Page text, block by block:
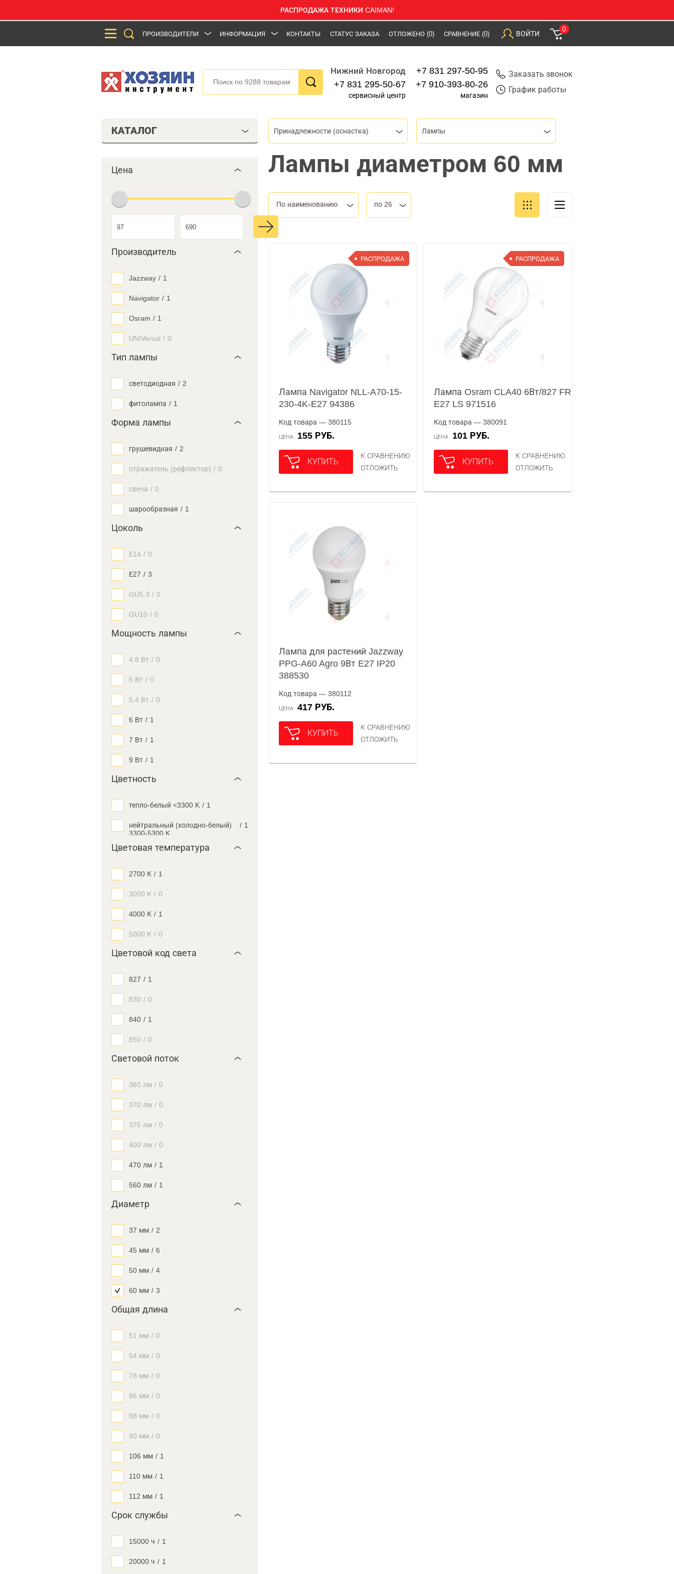
РАСПРОДАЖА ТЕХНИКИ CAIMAN!
ПРОИЗВОДИТЕЛИ ИНФОРМАЦИЯ КОНТАКТЫ СТАТУС ЗАКАЗА ОТЛОЖЕНО (0) СРАВНЕНИЕ (0) ВОЙТИ
0
Нижний Новгород
+7 831 295-50-67
сервисный центр
+7 831 297-50-95
+7 910-393-80-26
магазин
Заказать звонок
График работы
КАТАЛОГ
Цена
Производитель
Jazzway / 1
Navigator / 1
Osram / 1
UNIVersal / 0
Тип лампы
светодиодная / 2
фитолампа / 1
Форма лампы
грушевидная / 2
отражатель (рефлектор) / 0
свеча / 0
шарообразная / 1
Цоколь
Е14 / 0
Е27 / 3
GU5.3 / 0
GU10 / 0
Мощность лампы
4,8 Вт / 0
5 Вт / 0
5,4 Вт / 0
6 Вт / 1
7 Вт / 1
9 Вт / 1
Цветность
тепло-белый <3300 K / 1
нейтральный (холодно-белый)
3300-5300 K
/ 1
Цветовая температура
2700 К / 1
3000 К / 0
4000 К / 1
5000 К / 0
Цветовой код света
827 / 1
830 / 0
840 / 1
850 / 0
Световой поток
360 лм / 0
370 лм / 0
375 лм / 0
400 лм / 0
470 лм / 1
560 лм / 1
Диаметр
37 мм / 2
45 мм / 6
50 мм / 4
60 мм / 3
Общая длина
51 мм / 0
54 мм / 0
78 мм / 0
86 мм / 0
88 мм / 0
90 мм / 0
106 мм / 1
110 мм / 1
112 мм / 1
Срок службы
15000 ч / 1
20000 ч / 1
Принадлежности (оснастка) Лампы
Лампы диаметром 60 мм
По наименованию по 26
РАСПРОДАЖА
Лампа Navigator NLL-A70-15-
230-4K-E27 94386
Код товара — 380115
ЦЕНА 155 РУБ.
КУПИТЬ
К СРАВНЕНИЮ
ОТЛОЖИТЬ
РАСПРОДАЖА
Лампа Osram CLA40 6Вт/827 FR
E27 LS 971516
Код товара — 380091
ЦЕНА 101 РУБ.
КУПИТЬ
К СРАВНЕНИЮ
ОТЛОЖИТЬ
Лампа для растений Jazzway
PPG-A60 Agro 9Вт E27 IP20
388530
Код товара — 380112
ЦЕНА 417 РУБ.
КУПИТЬ
К СРАВНЕНИЮ
ОТЛОЖИТЬ